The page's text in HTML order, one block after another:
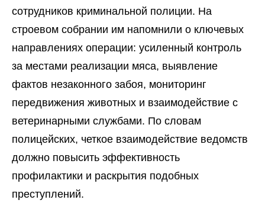
сотрудников криминальной полиции. На
строевом собрании им напомнили о ключевых
направлениях операции: усиленный контроль
за местами реализации мяса, выявление
фактов незаконного забоя, мониторинг
передвижения животных и взаимодействие с
ветеринарными службами. По словам
полицейских, четкое взаимодействие ведомств
должно повысить эффективность
профилактики и раскрытия подобных
преступлений.